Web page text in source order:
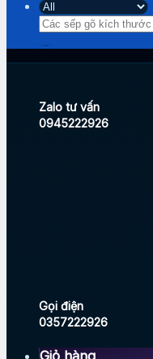
Zalo tư vấn
0945222926
Gọi điện
0357222926
Tìm
kiếm: